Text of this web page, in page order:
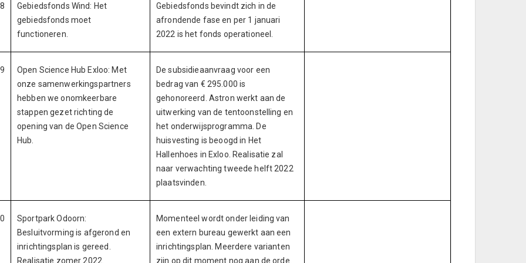
8
Gebiedsfonds Wind: Het
gebiedsfonds moet
functioneren.
Gebiedsfonds bevindt zich in de
afrondende fase en per 1 januari
2022 is het fonds operationeel.
9
Open Science Hub Exloo: Met
onze samenwerkingspartners
hebben we onomkeerbare
stappen gezet richting de
opening van de Open Science
Hub.
De subsidieaanvraag voor een
bedrag van € 295.000 is
gehonoreerd. Astron werkt aan de
uitwerking van de tentoonstelling en
het onderwijsprogramma. De
huisvesting is beoogd in Het
Hallenhoes in Exloo. Realisatie zal
naar verwachting tweede helft 2022
plaatsvinden.
Sportpark Odoorn:
Besluitvorming is afgerond en
inrichtingsplan is gereed.
Realisatie zomer 2022.
Momenteel wordt onder leiding van
een extern bureau gewerkt aan een
inrichtingsplan. Meerdere varianten
zijn op dit moment nog aan de orde.